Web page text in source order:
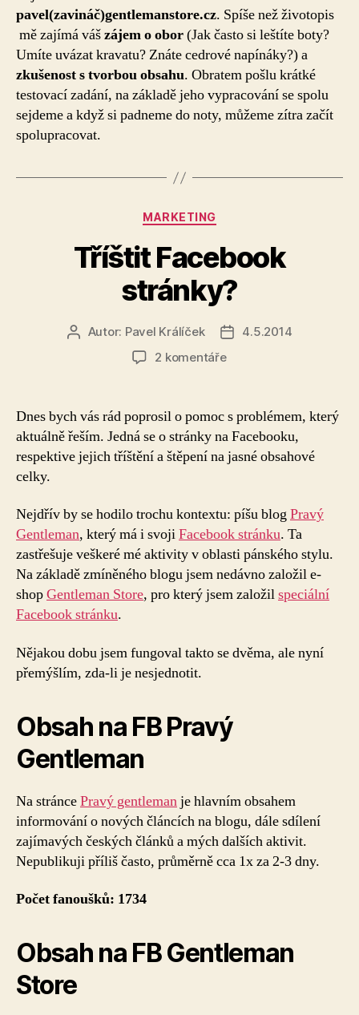
pavel(zavináč)gentlemanstore.cz. Spíše než životopis
mě zajímá vášzájem o obor(Jak často si leštíte boty?
Umíte uvázat kravatu? Znáte cedrové napínáky?) a
zkušenost s tvorbou obsahu. Obratem pošlu krátké
testovací zadání, na základě jeho vypracování se spolu
sejdeme a když si padneme do noty, můžeme zítra začít
spolupracovat.
Rubriky
MARKETING
Tříštit Facebook
stránky?
AutorAutor: Pavel Králíček
Datum
4.5.2014
2 komentářeu
názvem
Tříštit
Facebook
stránky?
Dnes bych vás rád poprosil o pomoc s problémem, který
aktuálně řeším. Jedná se o stránky na Facebooku,
respektive jejich tříštění a štěpení na jasné obsahové
celky.
Nejdřív by se hodilo trochu kontextu: píšu blogPravý
Gentleman, který má i svojiFacebook stránku. Ta
zastřešuje veškeré mé aktivity v oblasti pánského stylu.
Na základě zmíněného blogu jsem nedávno založil e-
shopGentleman Store, pro který jsem založilspeciální
Facebook stránku.
Nějakou dobu jsem fungoval takto se dvěma, ale nyní
přemýšlím, zda-li je nesjednotit.
Obsah na FB Pravý
Gentleman
Na stráncePravý gentlemanje hlavním obsahem
informování o nových článcích na blogu, dále sdílení
zajímavých českých článků a mých dalších aktivit.
Nepublikuji příliš často, průměrně cca 1x za 2-3 dny.
Počet fanoušků: 1734
Obsah na FB Gentleman
Store